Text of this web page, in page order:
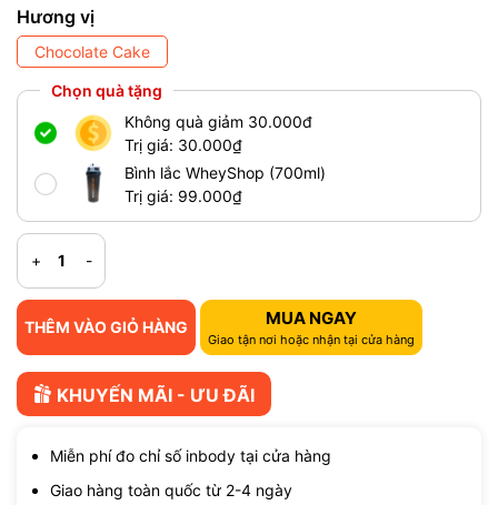
Hương vị
Chocolate Cake
Chọn quà tặng
Không quà giảm 30.000đ
Trị giá: 30.000₫
Bình lắc WheyShop (700ml)
Trị giá: 99.000₫
-
+
THÊM VÀO GIỎ HÀNG MUA NGAY
Giao tận nơi hoặc nhận tại cửa hàng
KHUYẾN MÃI - ƯU ĐÃI
Miễn phí đo chỉ số inbody tại cửa hàng
Giao hàng toàn quốc từ 2-4 ngày